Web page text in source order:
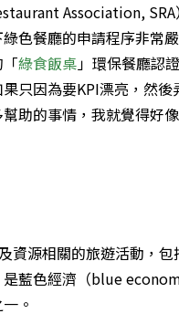
Association,
色餐廳的申請程序非常
綠食飯桌」環保餐廳認
只因為要KPI漂亮，然後
助的事情，我就覺得好
資源相關的旅遊活動，包
藍色經濟（blue
。